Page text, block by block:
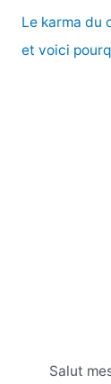
Le karma du
et voici
Salut